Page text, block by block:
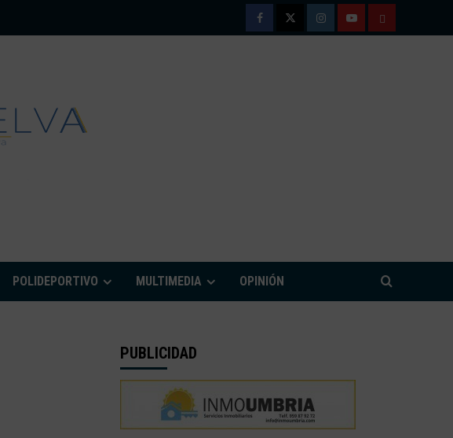
FacebookTwitterInstagramYoutubeTÉRMINOS
POLIDEPORTIVO MULTIMEDIA OPINIÓN
PUBLICIDAD